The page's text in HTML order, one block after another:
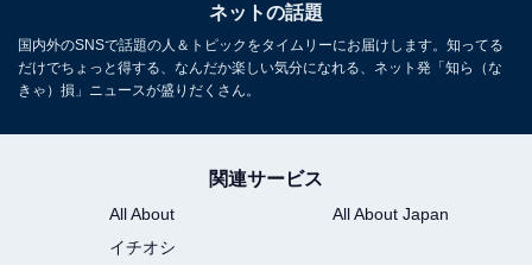
ネットの話題
国内外のSNSで話題の人＆トピックをタイムリーにお届けします。知ってる
だけでちょっと得する、なんだか楽しい気分になれる、ネット発「知ら（な
きゃ）損」ニュースが盛りだくさん。
関連サービス
All About
All About Japan
イチオシ